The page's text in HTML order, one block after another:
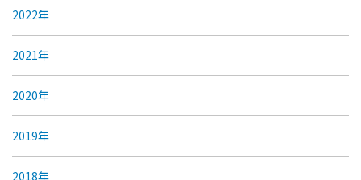
2022年
2021年
2020年
2019年
2018年